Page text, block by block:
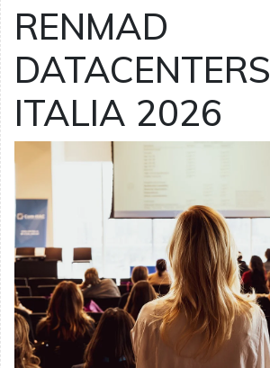
RENMAD
DATACENTERS
ITALIA 2026